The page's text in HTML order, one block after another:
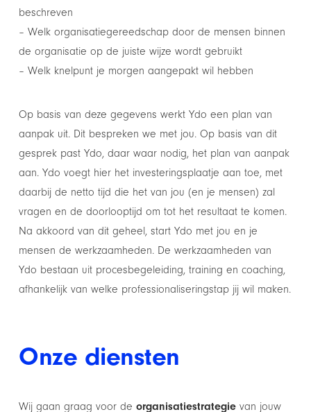
beschreven
– Welk organisatiegereedschap door de mensen binnen
de organisatie op de juiste wijze wordt gebruikt
– Welk knelpunt je morgen aangepakt wil hebben
Op basis van deze gegevens werkt Ydo een plan van
aanpak uit. Dit bespreken we met jou. Op basis van dit
gesprek past Ydo, daar waar nodig, het plan van aanpak
aan. Ydo voegt hier het investeringsplaatje aan toe, met
daarbij de netto tijd die het van jou (en je mensen) zal
vragen en de doorlooptijd om tot het resultaat te komen.
Na akkoord van dit geheel, start Ydo met jou en je
mensen de werkzaamheden. De werkzaamheden van
Ydo bestaan uit procesbegeleiding, training en coaching,
afhankelijk van welke professionaliseringstap jij wil maken.
Onze diensten
Wij gaan graag voor deorganisatiestrategie van jouw